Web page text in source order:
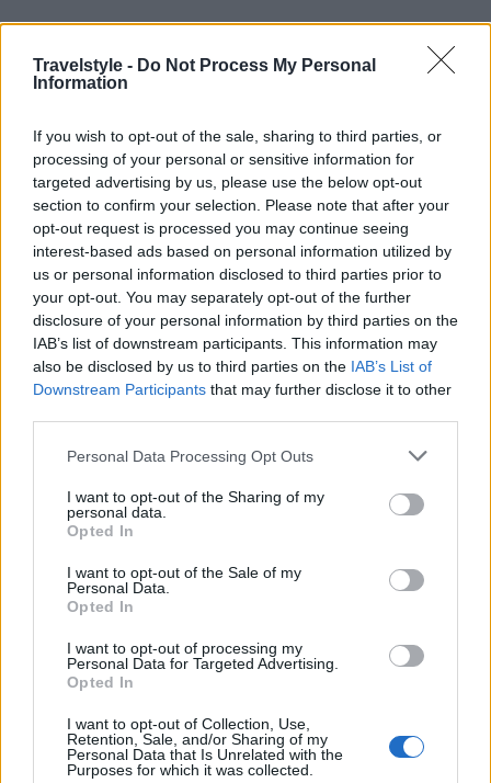
Travelstyle - Do Not Process My Personal
Information
If you wish to opt-out of the sale, sharing to third parties, or
processing of your personal or sensitive information for
targeted advertising by us, please use the below opt-out
section to confirm your selection. Please note that after your
opt-out request is processed you may continue seeing
interest-based ads based on personal information utilized by
us or personal information disclosed to third parties prior to
your opt-out. You may separately opt-out of the further
disclosure of your personal information by third parties on the
IAB’s list of downstream participants. This information may
also be disclosed by us to third parties on the IAB’s List of
Downstream Participants that may further disclose it to other
Please note that this website/app uses one or more Google
not limited to your visit or usage behaviour. You may click to
grant or deny consent to Google and its third-party tags to
use your data for below specified purposes in below Google
consent section.
Personal Data Processing Opt Outs
I want to opt-out of the Sharing of my
personal data.
Opted In
I want to opt-out of the Sale of my
Personal Data.
Opted In
I want to opt-out of processing my
Personal Data for Targeted Advertising.
Opted In
I want to opt-out of Collection, Use,
Retention, Sale, and/or Sharing of my
Personal Data that Is Unrelated with the
Purposes for which it was collected.
των παραλιών, με απώλεια της άμμου που είναι
«Αυτό το πρόβλημα απαιτεί σημαντικές οικονομικές
επενδύσεις κάθε τρία ή τέσσερα χρόνια για την
επισκευή των παραλιών και των περιπάτου», λέει ο
Jorge.
Η ισπανική κυβέρνηση έχει δηλώσει εδώ και
δεκαετίες ότι η ακτογραμμή της χώρας υποφέρει
από τη «γενικευμένη διαδικασία της παράκτιας
παλινδρόμησης» και έχει επενδύσει εκατομμύρια
παραλίες. Αλλά μακροπρόθεσμα, προειδοποιεί ότι
δεν θα είναι δυνατό να συμβαδίσει με τα αιτήματα
όλων των δήμων που ζητούν τέτοια βοήθεια.
Και απέχει πολύ από το να τελειώσει. «Μερικά
θάλασσας θα ανέβει από μισό μέτρο σε ένα μέτρο
«Ωστόσο, αυτές οι εκτιμήσεις δεν περιλαμβάνουν
ορισμένους παράγοντες που δεν είναι καλά